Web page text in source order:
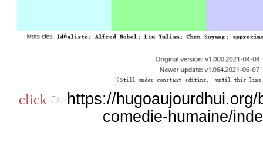
click ☞ https://
comedie-humaine/